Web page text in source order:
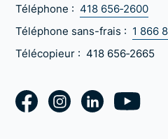
Téléphone : 418 656‑2600
Téléphone sans-frais : 1 866
Télécopieur : 418 656‑2665